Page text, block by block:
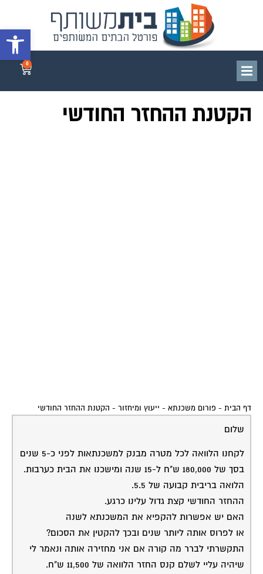
פתח
0
הקטנת ההחזר החודשי
דף הבית - פורום משכנתא - ייעוץ ומיחזור - הקטנת ההחזר החודשי
שלום
לקחנו הלוואה לכל מטרה מבנק למשכנתאות לפני כ-5 שנים
בסך של 180,000 ש"ח ל-15 שנה ומישכנו את הבית כערבות.
הלואה בריבית קבועה של 5.5.
ההחזר החודשי קצת גדול עלינו כרגע.
האם יש אפשרות להקפיא את המשכנתא לשנה
או לפרוס אותה ליותר שנים ובכך להקטין את הסכום?
התקשרתי לברר מה קורה אם אני מחזירה אותה ונאמר לי
שיהיה עליי לשלם קנס החזר הלוואה של 11,500 ש"ח.